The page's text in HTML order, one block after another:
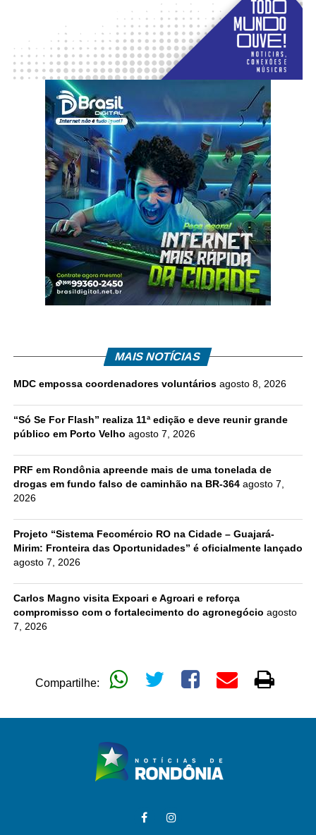
MAIS NOTÍCIAS
MDC empossa coordenadores voluntários agosto 8, 2026
“Só Se For Flash” realiza 11ª edição e deve reunir grande
público em Porto Velho agosto 7, 2026
PRF em Rondônia apreende mais de uma tonelada de
drogas em fundo falso de caminhão na BR-364 agosto 7,
2026
Projeto “Sistema Fecomércio RO na Cidade – Guajará-
Mirim: Fronteira das Oportunidades” é oficialmente lançado
agosto 7, 2026
Carlos Magno visita Expoari e Agroari e reforça
compromisso com o fortalecimento do agronegócio agosto
7, 2026
Compartilhe: